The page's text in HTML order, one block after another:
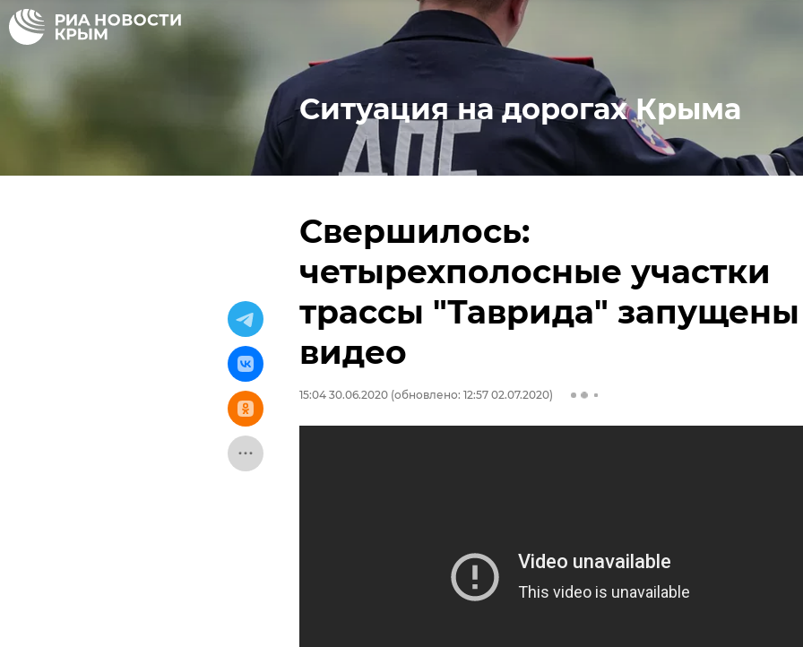
Ситуация на дорогах Крыма
Свершилось:
четырехполосные участки
трассы "Таврида"
видео
15:04 30.06.2020 (обновлено: 12:57 02.07.2020)